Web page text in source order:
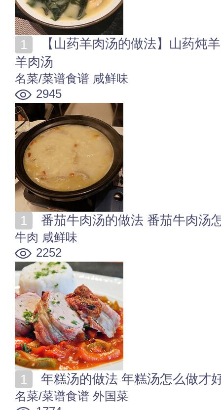
羊肉汤
名菜/菜谱食谱 咸鲜味
2945
番茄牛肉汤的做法 番茄牛肉汤
牛肉 咸鲜味
2252
年糕汤的做法 年糕汤怎么做才
名菜/菜谱食谱 外国菜